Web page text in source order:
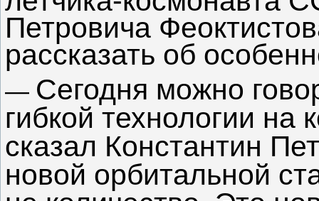
Петровича
рассказать об
— Сегодня можно
гибкой технологии
сказал Константин
новой орбитальной